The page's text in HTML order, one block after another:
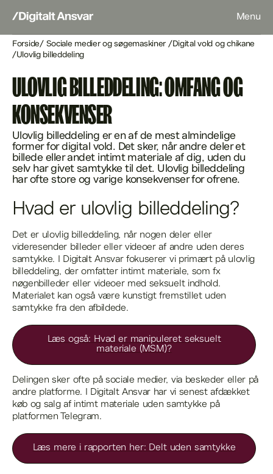
Menu
Forside/ Sociale medier og søgemaskiner /Digital vold og chikane
/Ulovlig billeddeling
ULOVLIG BILLEDDELING: OMFANG OG
KONSEKVENSER
Ulovlig billeddeling er en af de mest almindelige
former for digital vold. Det sker, når andre deler et
billede eller andet intimt materiale af dig, uden du
selv har givet samtykke til det. Ulovlig billeddeling
har ofte store og varige konsekvenser for ofrene.
Hvad er ulovlig billeddeling?
Det er ulovlig billeddeling, når nogen deler eller
videresender billeder eller videoer af andre uden deres
samtykke. I Digitalt Ansvar fokuserer vi primært på ulovlig
billeddeling, der omfatter intimt materiale, som fx
nøgenbilleder eller videoer med seksuelt indhold.
Materialet kan også være kunstigt fremstillet uden
samtykke fra den afbildede.
Læs også: Hvad er manipuleret seksuelt
materiale (MSM)?
Delingen sker ofte på sociale medier, via beskeder eller på
andre platforme. I Digitalt Ansvar har vi senest afdækket
køb og salg af intimt materiale uden samtykke på
platformen Telegram.
Læs mere i rapporten her: Delt uden samtykke